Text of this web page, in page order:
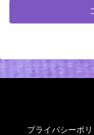
プライバシーポ